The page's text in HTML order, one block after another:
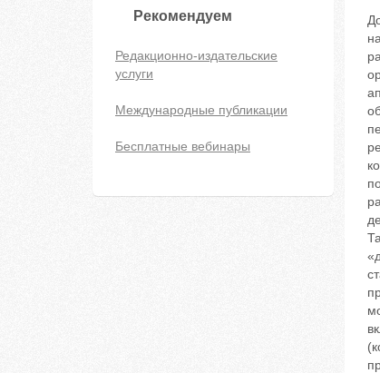
Рекомендуем
Редакционно-издательские
услуги
Международные публикации
Бесплатные вебинары